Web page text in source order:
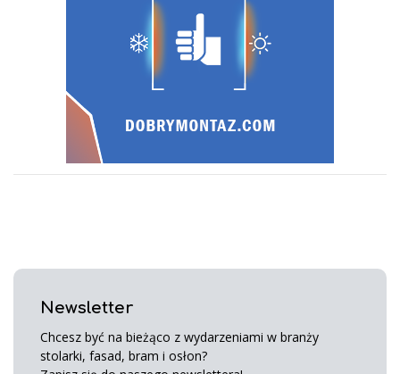
Newsletter
Chcesz być na bieżąco z wydarzeniami w branży
stolarki, fasad, bram i osłon?